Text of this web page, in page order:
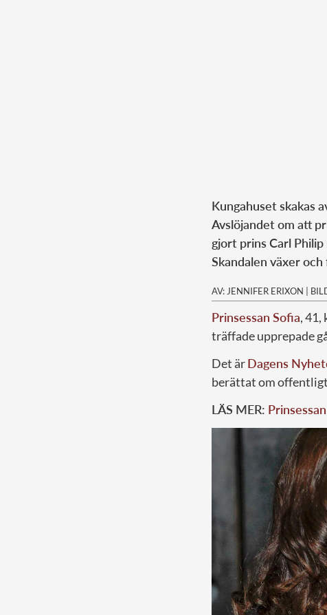
Kungahuset skakas
Avslöjandet om att
gjort prins Carl Philip
Skandalen växer
AV: JENNIFER ERIXON |
Prinsessan Sofia,
träffade upprepade
Det ärDagens
berättat om
LÄS MER: